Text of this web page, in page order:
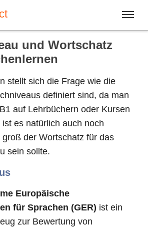
2026 |
Deutsch Spanisch
und Wortschatz
stellt sich die Frage wie die
definiert sind, da man
auf Lehrbüchern oder Kursen
ist es natürlich auch noch
der Wortschatz für das
sein sollte.
Europäische
für Sprachen (GER) ist ein
zur Bewertung von